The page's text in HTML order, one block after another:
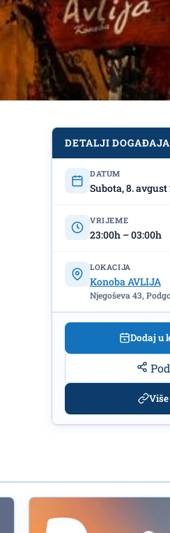
DETALJI DOGAĐAJA
DATUM
Subota, 8. avgust
VRIJEME
23:00h – 03:00h
LOKACIJA
Konoba AVLIJA
Njegoševa 43,
Dodaj u